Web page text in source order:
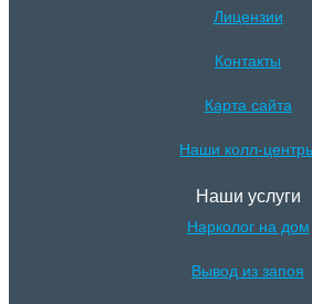
Лицензии
Контакты
Карта сайта
Наши колл-
Наши услуги
Нарколог на дом
Вывод из запоя